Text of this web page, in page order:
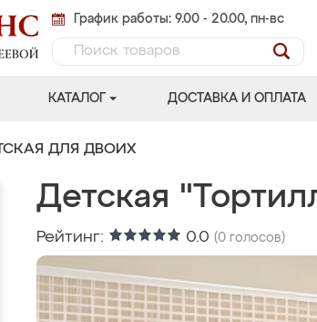
График работы: 9.00 - 20.00, пн-вс
КАТАЛОГ ДОСТАВКА И ОПЛАТА
ДЛЯ ДВОИХ
Детская
Рейтинг: 0.0 (0 голосов)